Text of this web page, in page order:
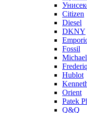
Citizen
Diesel
DKNY
Fossil
Hublot
Orient
Patek
Q&Q